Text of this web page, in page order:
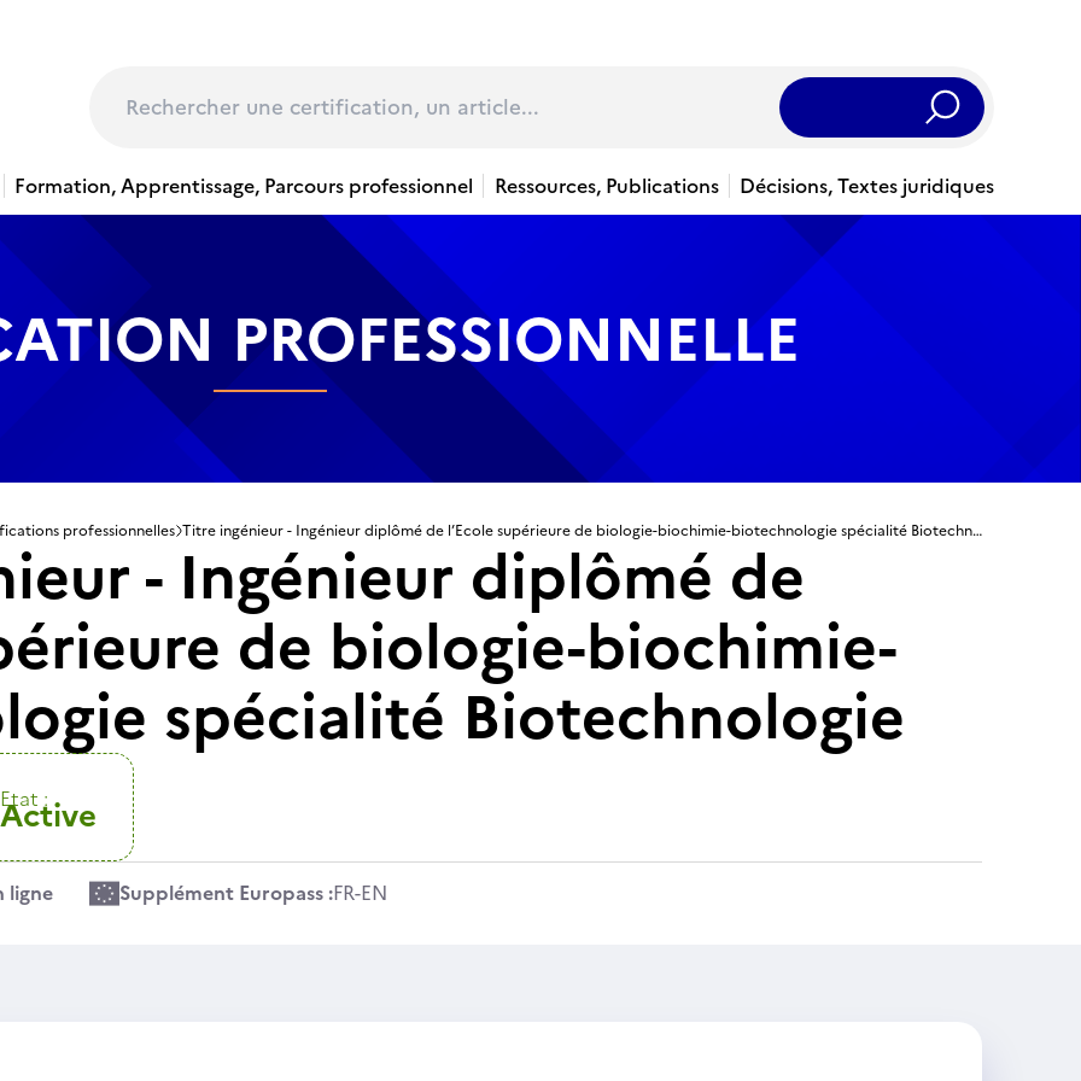
Rechercher
Formation, Apprentissage, Parcours professionnel Ressources, Publications Décisions, Textes juridiques
PROFESSIONNELLE
professionnelles Titre ingénieur - Ingénieur diplômé de l’Ecole supérieure de biologie-biochimie-biotechnologie spécialité Biotechnologie
- Ingénieur diplômé de
de biologie-biochimie-
spécialité Biotechnologie
Etat :
Active
ligne Supplément Europass :FR-EN